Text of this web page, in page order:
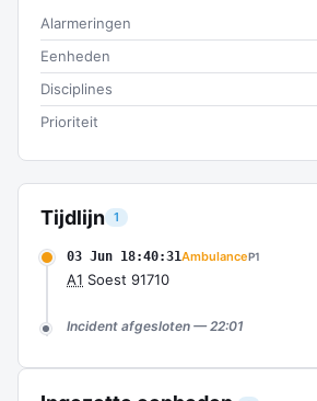
Tijdlijn 1
03 Jun 18:40:31AmbulanceP1
A1 Soest 91710
Incident afgesloten — 22:01
Alarmeringen
Eenheden
Disciplines
Prioriteit